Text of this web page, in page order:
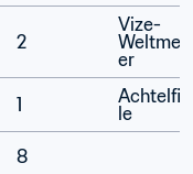
2
Vize-
er
1
le
8